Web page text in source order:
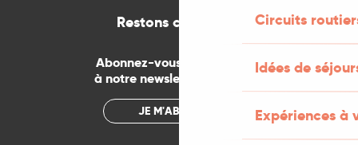
Circuits
Idées de
Expériences à
Restons connectés
Abonnez-vous gratuitement
à notre newsletter mensuelle
JE M'ABONNE